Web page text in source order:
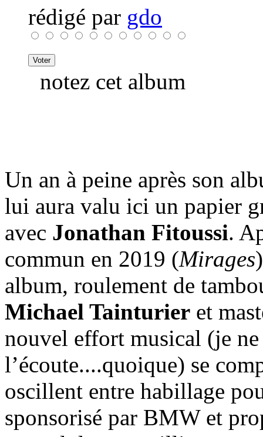
rédigé par gdo
notez cet album
Un an à peine après son
lui aura valu ici un papier
avec Jonathan Fitoussi.
commun en 2019 (Mirages
album, roulement de
Michael Tainturier et
nouvel effort musical (je
l’écoute....quoique) se
oscillent entre habillage
sponsorisé par BMW et